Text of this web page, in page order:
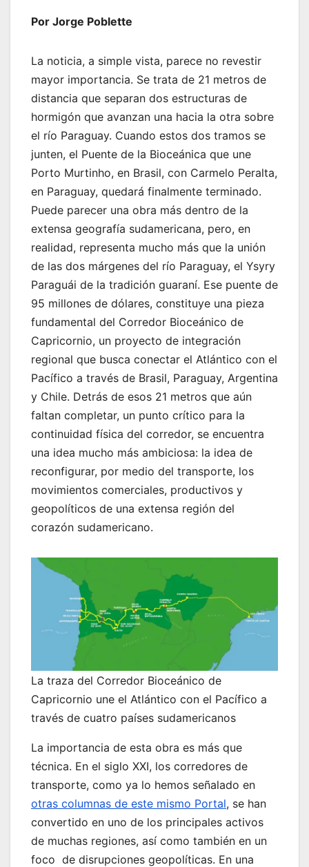
Por Jorge Poblette
La noticia, a simple vista, parece no revestir
mayor importancia. Se trata de 21 metros de
distancia que separan dos estructuras de
hormigón que avanzan una hacia la otra sobre
el río Paraguay. Cuando estos dos tramos se
junten, el Puente de la Bioceánica que une
Porto Murtinho, en Brasil, con Carmelo Peralta,
en Paraguay, quedará finalmente terminado.
Puede parecer una obra más dentro de la
extensa geografía sudamericana, pero, en
realidad, representa mucho más que la unión
de las dos márgenes del río Paraguay, el Ysyry
Paraguái de la tradición guaraní. Ese puente de
95 millones de dólares, constituye una pieza
fundamental del Corredor Bioceánico de
Capricornio, un proyecto de integración
regional que busca conectar el Atlántico con el
Pacífico a través de Brasil, Paraguay, Argentina
y Chile. Detrás de esos 21 metros que aún
faltan completar, un punto crítico para la
continuidad física del corredor, se encuentra
una idea mucho más ambiciosa: la idea de
reconfigurar, por medio del transporte, los
movimientos comerciales, productivos y
geopolíticos de una extensa región del
corazón sudamericano.
La traza del Corredor Bioceánico de
Capricornio une el Atlántico con el Pacífico a
través de cuatro países sudamericanos
La importancia de esta obra es más que
técnica. En el siglo XXI, los corredores de
transporte, como ya lo hemos señalado en
otras columnas de este mismo Portal, se han
convertido en uno de los principales activos
de muchas regiones, así como también en un
foco de disrupciones geopolíticas. En una